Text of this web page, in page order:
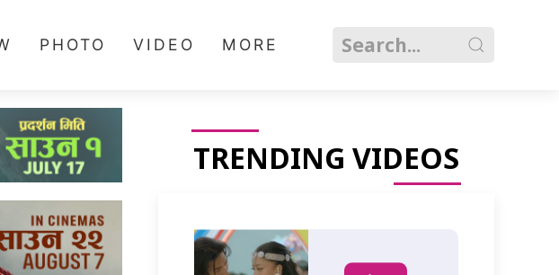
PHOTO VIDEO MORE
TRENDING VIDEOS